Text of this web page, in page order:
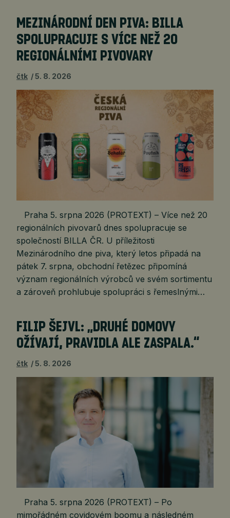
MEZINÁRODNÍ DEN PIVA: BILLA
SPOLUPRACUJE S VÍCE NEŽ 20
REGIONÁLNÍMI PIVOVARY
čtk 5. 8. 2026
Praha 5. srpna 2026 (PROTEXT) – Více než 20
regionálních pivovarů dnes spolupracuje se
společností BILLA ČR. U příležitosti
Mezinárodního dne piva, který letos připadá na
pátek 7. srpna, obchodní řetězec připomíná
význam regionálních výrobců ve svém sortimentu
a zároveň prohlubuje spolupráci s řemeslnými…
FILIP ŠEJVL: „DRUHÉ DOMOVY
OŽÍVAJÍ, PRAVIDLA ALE ZASPALA.“
čtk 5. 8. 2026
Praha 5. srpna 2026 (PROTEXT) – Po
mimořádném covidovém boomu a následném